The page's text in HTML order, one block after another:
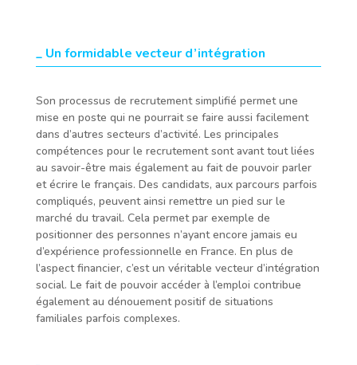
_ Un formidable vecteur d’intégration
Son processus de recrutement simplifié permet une
mise en poste qui ne pourrait se faire aussi facilement
dans d’autres secteurs d’activité. Les principales
compétences pour le recrutement sont avant tout liées
au savoir-être mais également au fait de pouvoir parler
et écrire le français. Des candidats, aux parcours parfois
compliqués, peuvent ainsi remettre un pied sur le
marché du travail. Cela permet par exemple de
positionner des personnes n’ayant encore jamais eu
d’expérience professionnelle en France. En plus de
l’aspect financier, c’est un véritable vecteur d’intégration
social. Le fait de pouvoir accéder à l’emploi contribue
également au dénouement positif de situations
familiales parfois complexes.